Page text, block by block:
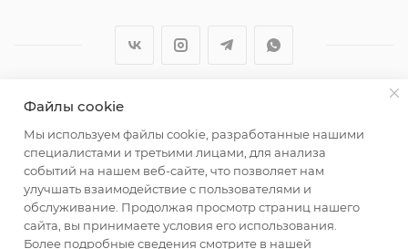
2026 © ООО "Вайт Текстиль групп"
Любая информация на сайте носит справочный
характер и не является публичной офертой
определяемой положениями пункта 2 статьи 437
Гражданского кодекса Российской Федерации.
Использование любых материалов, опубликованных
Файлы cookie
Мы используем файлы cookie, разработанные нашими
специалистами и третьими лицами, для анализа
событий на нашем веб-сайте, что позволяет нам
улучшать взаимодействие с пользователями и
обслуживание. Продолжая просмотр страниц нашего
сайта, вы принимаете условия его использования.
Более подробные сведения смотрите в нашей